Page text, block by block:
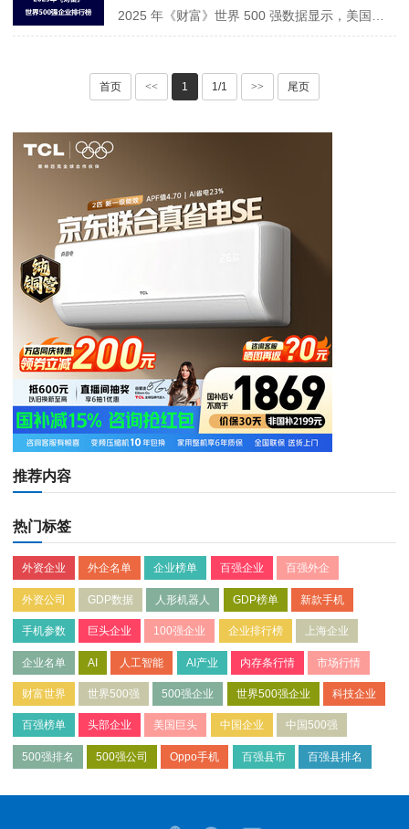
2025 年《财富》世界 500 强数据显示，美国以 138 家企业、14.6 万亿美元营收居首，平均利润 9691.55 百万美元。中国 130 家企业营收 10.66 万亿美元，平均利润 4332.55 百万美元。沙特阿拉伯单家企业平均利润超 10 万美元，俄罗斯、瑞士等表现亮眼，墨西哥成唯一利润为负国家，全球经济呈现多元竞争格···
首页 << 1 1/1 >> 尾页
推荐内容
热门标签
外资企业 外企名单 企业榜单 百强企业 百强外企
外资公司 GDP数据 人形机器人 GDP榜单 新款手机
手机参数 巨头企业 100强企业 企业排行榜 上海企业
企业名单 AI 人工智能 AI产业 内存条行情 市场行情
财富世界 世界500强 500强企业 世界500强企业 科技企业
百强榜单 头部企业 美国巨头 中国企业 中国500强
500强排名 500强公司 Oppo手机 百强县市 百强县排名